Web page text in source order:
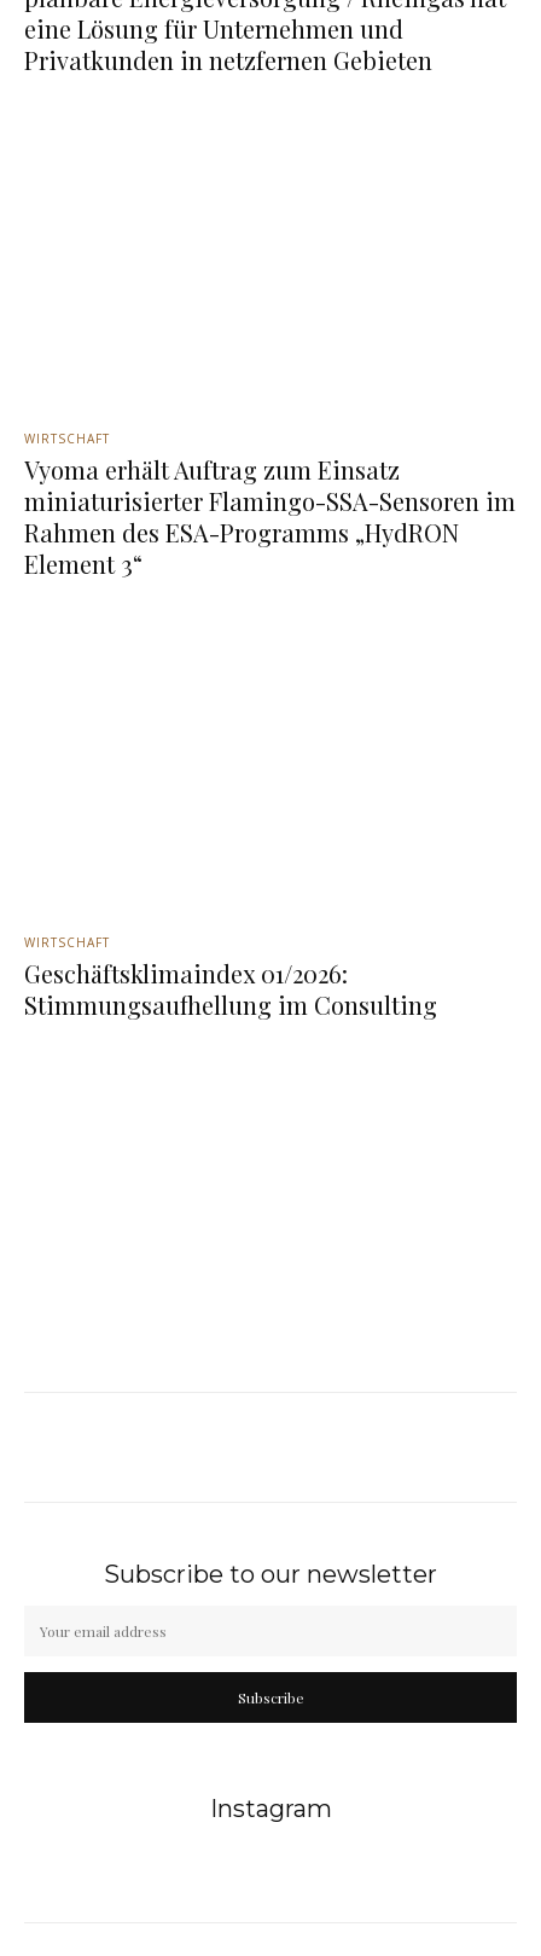
eine Lösung für Unternehmen und
Privatkunden in netzfernen Gebieten
WIRTSCHAFT
Vyoma erhält Auftrag zum Einsatz
miniaturisierter Flamingo-SSA-Sensoren im
Rahmen des ESA-Programms „HydRON
Element 3“
WIRTSCHAFT
Geschäftsklimaindex 01/2026:
Stimmungsaufhellung im Consulting
Subscribe to our newsletter
Subscribe
Instagram